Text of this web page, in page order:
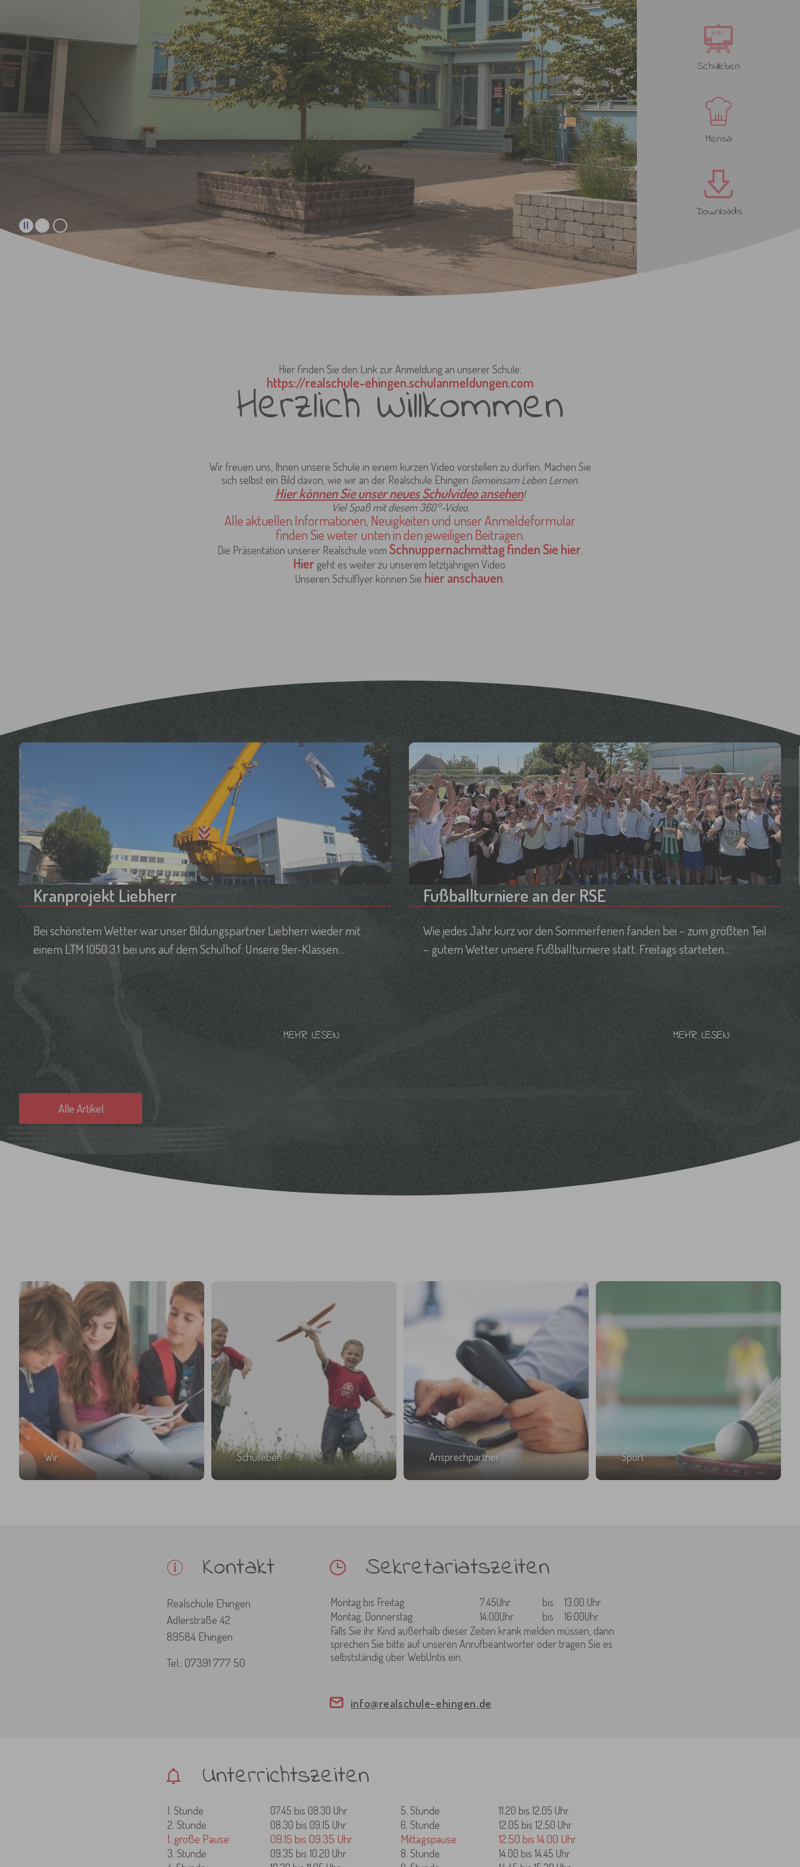
Schulleben
Mensa
Downloads
Hier finden Sie den Link zur Anmeldung an unserer Schule:
https://realschule-ehingen.schulanmeldungen.com
Herzlich Willkommen
Wir freuen uns, Ihnen unsere Schule in einem kurzen Video vorstellen zu dürfen. Machen Sie
sich selbst ein Bild davon, wie wir an der Realschule Ehingen Gemeinsam Leben Lernen.
Hier können Sie unser neues Schulvideo ansehen!
Viel Spaß mit diesem 360°-Video.
Alle aktuellen Informationen, Neuigkeiten und unser Anmeldeformular
finden Sie weiter unten in den jeweiligen Beiträgen.
Die Präsentation unserer Realschule vom Schnuppernachmittag finden Sie hier.
Hiergeht es weiter zu unserem letztjährigen Video.
Unseren Schulflyer können Sie hier anschauen.
Kranprojekt Liebherr
Bei schönstem Wetter war unser Bildungspartner Liebherr wieder mit
einem LTM 1050 3.1 bei uns auf dem Schulhof. Unsere 9er-Klassen
Firma Liebherr lernen.
MEHR LESEN
Fußballturniere an der RSE
Wie jedes Jahr kurz vor den Sommerferien fanden bei – zum größten Teil
– gutem Wetter unsere Fußballturniere statt. Freitags starteten
traditionell unsere unteren Klassen 5 und 6 auf dem Kunstrasen.
MEHR LESEN
Alle Artikel
Wir Schulleben Ansprechpartner Sport
Kontakt
Realschule Ehingen
Adlerstraße 42
89584 Ehingen
Tel.: 07391 777 50
Sekretariatszeiten
Montag bis Freitag 7:45Uhr bis
13:00 Uhr
Montag, Donnerstag
14:00Uhr bis
16:00Uhr
Falls Sie ihr Kind außerhalb dieser Zeiten krank melden müssen, dann
sprechen Sie bitte auf unseren Anrufbeantworter oder tragen Sie es
selbstständig über WebUntis ein.
info@realschule-ehingen.de
Unterrichtszeiten
1. Stunde
07.45 bis 08.30 Uhr
2. Stunde
08.30 bis 09.15 Uhr
1. große Pause 09.15 bis 09.35 Uhr
3. Stunde
09.35 bis 10.20 Uhr
5. Stunde
11.20 bis 12.05 Uhr
6. Stunde
12.05 bis 12.50 Uhr
Mittagspause 12.50 bis 14.00 Uhr
8. Stunde
14.00 bis 14.45 Uhr